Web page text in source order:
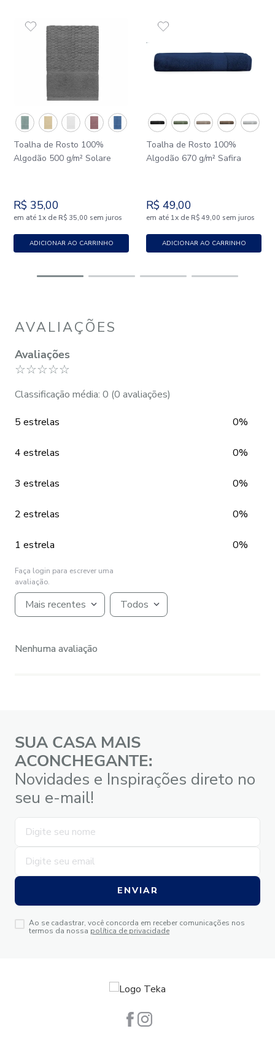
Toalha de Rosto 100%
Algodão 500 g/m² Solare
R$ 35,00
em até 1x de R$ 35,00 sem juros
ADICIONAR AO CARRINHO
Toalha de Rosto 100%
Algodão 670 g/m² Safira
R$ 49,00
em até 1x de R$ 49,00 sem juros
ADICIONAR AO CARRINHO
AVALIAÇÕES
Avaliações
☆☆☆☆☆
Classificação média: 0 (0 avaliações)
5 estrelas 0%
4 estrelas 0%
3 estrelas 0%
2 estrelas 0%
1 estrela 0%
Faça login para escrever uma
avaliação.
Mais recentes Todos
Nenhuma avaliação
SUA CASA MAIS
ACONCHEGANTE:
Novidades e Inspirações direto no
seu e-mail!
ENVIAR
Ao se cadastrar, você concorda em receber comunicações nos
termos da nossa política de privacidade